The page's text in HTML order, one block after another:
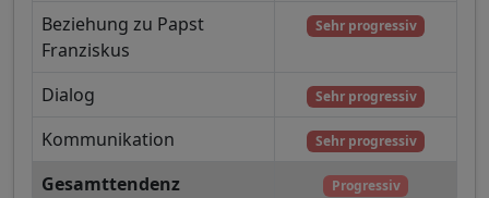
Beziehung zu Papst
Franziskus
Sehr progressiv
Dialog Sehr progressiv
Kommunikation Sehr progressiv
Gesamttendenz Progressiv